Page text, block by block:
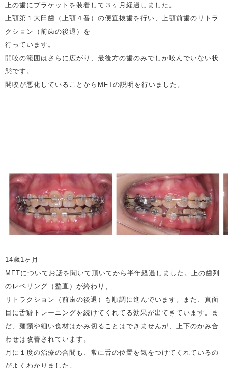
上の歯にブラケットを装着して３ヶ月経過しました。
上顎第１大臼歯（上顎４番）の便宜抜歯を行い、上顎前歯のリトラ
クション（前歯の後退）を
行っています。
開咬の範囲はさらに広がり、最後方の歯のみでしか咬んでいない状
態です。
開咬が悪化していることからMFTの説明を行いました。
14歳1ヶ月
MFTについてお話を聞いて頂いてから半年経過しました。上の歯列
のレベリング（整直）が終わり、
リトラクション（前歯の後退）も順調に進んでいます。また、真面
目に舌癖トレーニングを続けてくれてる効果が出てきています。ま
だ、麺類や細い食材はかみ切ることはできませんが、上下のかみ合
わせは改善されています。
月に１度の治療の合間も、常に舌の位置を気をつけてくれているの
がよくわかりました。